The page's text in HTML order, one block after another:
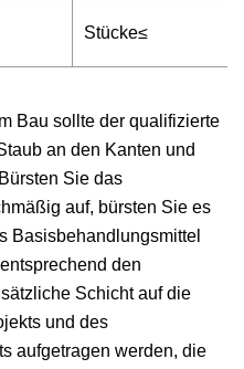
Stücke≤
Bau sollte der qualifizierte
an den Kanten und
Sie das
auf, bürsten Sie es
Basisbehandlungsmittel
den
Schicht auf die
und des
aufgetragen werden, die